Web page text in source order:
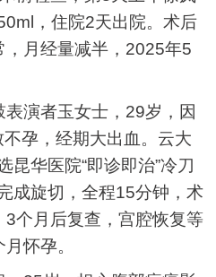
，住院2天出院。术后
月经量减半，2025年5
演者玉女士，29岁，因
孕，经期大出血。云大
昆华医院“即诊即治”冷刀
成旋切，全程15分钟，术
3个月后复查，宫腔恢复等
怀孕。